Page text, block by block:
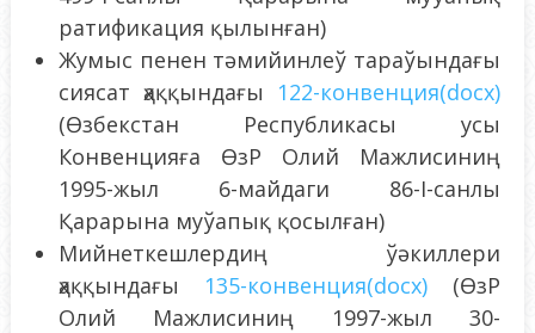
ратификация қылынған)
Жумыс пенен тәмийинлеў тараўындағы
сиясат ҳаққындағы 122-конвенция(docx)
(Өзбекстан Республикасы усы
Конвенцияға ӨзР Олий Мажлисиниң
1995-жыл 6-майдаги 86-I-санлы
Қарарына муўапық қосылған)
Мийнеткешлердиң ўәкиллери
ҳаққындағы 135-конвенция(docx) (ӨзР
Олий Мажлисиниң 1997-жыл 30-